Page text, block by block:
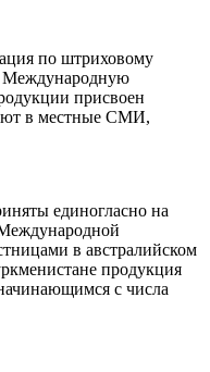
по штриховому
Международную
присвоен
в местные СМИ,
единогласно на
в австралийском
продукция
с числа